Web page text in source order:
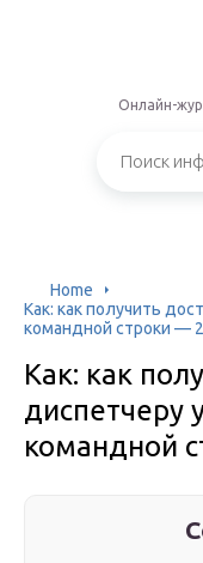
Онлайн-
Home
Как: как получить
командной строки —
Как: как
диспетчеру
командной